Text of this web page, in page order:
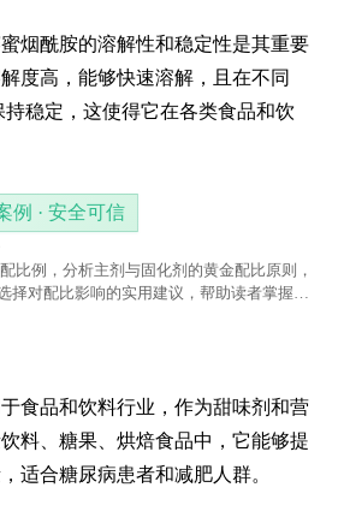
烟酰胺的溶解性和稳定性是其重要
度高，能够快速溶解，且在不同
稳定，这使得它在各类食品和饮
例 · 安全可信
比例，分析主剂与固化剂的黄金配比原则，
择对配比影响的实用建议，帮助读者掌握专
食品和饮料行业，作为甜味剂和营
料、糖果、烘焙食品中，它能够提
适合糖尿病患者和减肥人群。